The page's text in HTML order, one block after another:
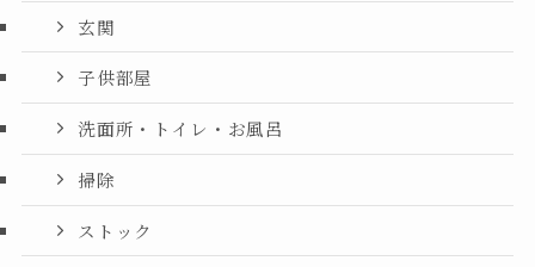
玄関
子供部屋
洗面所・トイレ・お風呂
掃除
ストック